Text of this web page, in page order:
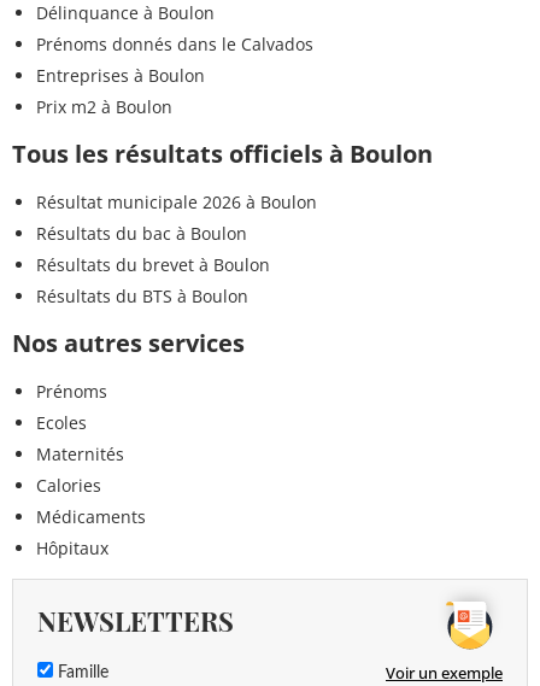
Délinquance à Boulon
Prénoms donnés dans le Calvados
Entreprises à Boulon
Prix m2 à Boulon
Tous les résultats officiels à Boulon
Résultat municipale 2026 à Boulon
Résultats du bac à Boulon
Résultats du brevet à Boulon
Résultats du BTS à Boulon
Nos autres services
Prénoms
Ecoles
Maternités
Calories
Médicaments
Hôpitaux
NEWSLETTERS
Famille Voir un exemple